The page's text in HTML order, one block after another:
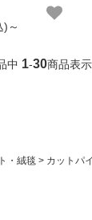
～
中 1-30商品表示
・絨毯 > カットパ